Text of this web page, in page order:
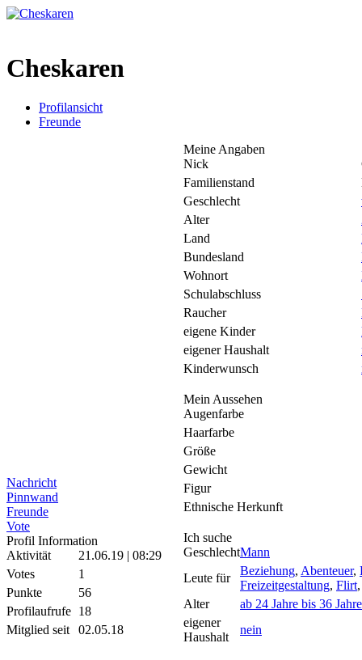
Cheskaren
Profilansicht
Freunde
Nachricht
Pinnwand
Freunde
Vote
Profil Information
Aktivität
21.06.19 | 08:29
Votes
1
Punkte
56
Profilaufrufe 18
Mitglied seit
02.05.18
Meine Angaben
Nick
Familienstand
Geschlecht
Alter
Land
Bundesland
Wohnort
Schulabschluss
Raucher
eigene Kinder
eigener Haushalt
Kinderwunsch
Mein Aussehen
Augenfarbe
Haarfarbe
Größe
Gewicht
Figur
Ethnische Herkunft
Ich suche
GeschlechtMann
Leute für
Beziehung, Abenteuer,
Freizeitgestaltung, Flirt
Alter
ab 24 Jahre bis 36 Jahre
eigener
Haushalt
nein